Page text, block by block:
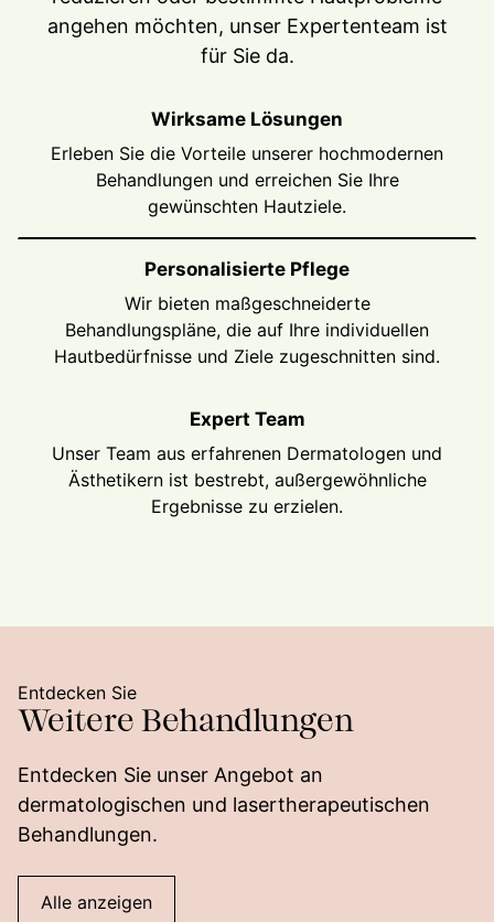
angehen möchten, unser Expertenteam ist
für Sie da.
Wirksame Lösungen
Erleben Sie die Vorteile unserer hochmodernen
Behandlungen und erreichen Sie Ihre
gewünschten Hautziele.
Personalisierte Pflege
Wir bieten maßgeschneiderte
Behandlungspläne, die auf Ihre individuellen
Hautbedürfnisse und Ziele zugeschnitten sind.
Expert Team
Unser Team aus erfahrenen Dermatologen und
Ästhetikern ist bestrebt, außergewöhnliche
Ergebnisse zu erzielen.
Entdecken Sie
Weitere Behandlungen
Entdecken Sie unser Angebot an
dermatologischen und lasertherapeutischen
Behandlungen.
Alle anzeigen